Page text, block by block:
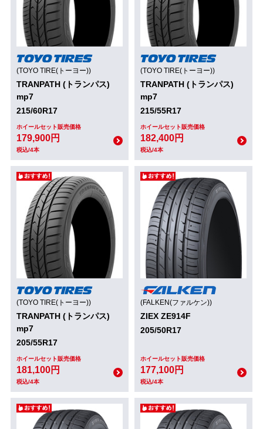
(TOYO TIRE(トーヨー))
TRANPATH (トランパス)
mp7
215/60R17
ホイールセット販売価格
179,900円
税込/4本
(TOYO TIRE(トーヨー))
TRANPATH (トランパス)
mp7
215/55R17
ホイールセット販売価格
182,400円
税込/4本
(TOYO TIRE(トーヨー))
TRANPATH (トランパス)
mp7
205/55R17
ホイールセット販売価格
181,100円
税込/4本
(FALKEN(ファルケン))
ZIEX ZE914F
205/50R17
ホイールセット販売価格
177,100円
税込/4本